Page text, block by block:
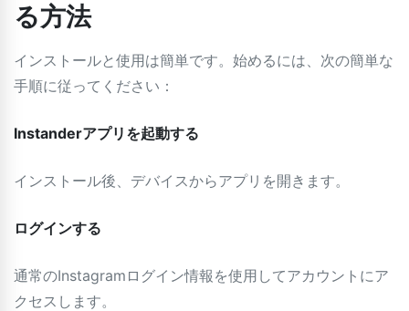
る方法
インストールと使用は簡単です。始めるには、次の簡単な
手順に従ってください：
Instanderアプリを起動する
インストール後、デバイスからアプリを開きます。
ログインする
通常のInstagramログイン情報を使用してアカウントにア
クセスします。